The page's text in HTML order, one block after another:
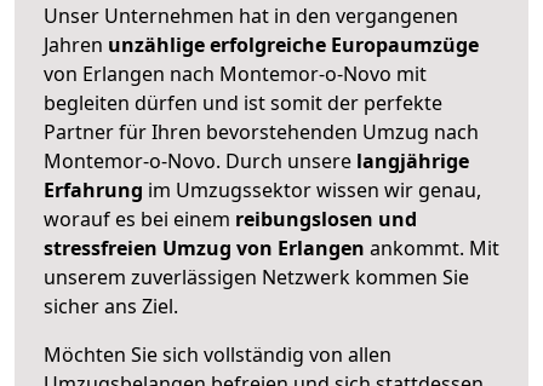
Unser Unternehmen hat in den vergangenen
Jahren unzählige erfolgreiche Europaumzüge
von Erlangen nach Montemor-o-Novo mit
begleiten dürfen und ist somit der perfekte
Partner für Ihren bevorstehenden Umzug nach
Montemor-o-Novo. Durch unsere langjährige
Erfahrung im Umzugssektor wissen wir genau,
worauf es bei einem reibungslosen und
stressfreien Umzug von Erlangen ankommt. Mit
unserem zuverlässigen Netzwerk kommen Sie
sicher ans Ziel.
Möchten Sie sich vollständig von allen